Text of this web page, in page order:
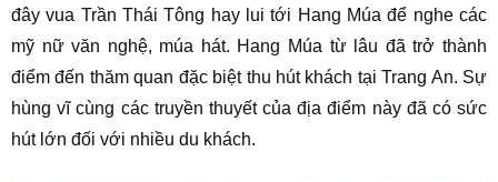
đây vua Trần Thái Tông hay lui tới Hang Múa để nghe các
mỹ nữ văn nghệ, múa hát. Hang Múa từ lâu đã trở thành
điểm đến thăm quan đặc biệt thu hút khách tại Trang An. Sự
hùng vĩ cùng các truyền thuyết của địa điểm này đã có sức
hút lớn đối với nhiều du khách.